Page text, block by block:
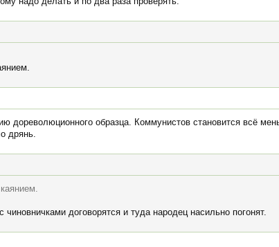
дореволюционного образца. Коммунистов становится всё
дрянь.
договорятся и туда народец насильно погонят.